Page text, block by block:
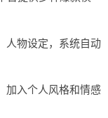
人物设定，系统自动
加入个人风格和情感